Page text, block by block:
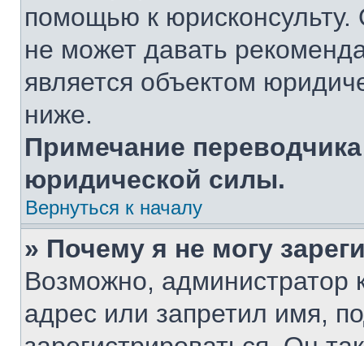
помощью к
не может давать
является объектом
ниже.
Примечание
юридической силы.
Вернуться к началу
» Почему я не могу
Возможно, администратор
адрес или запретил имя,